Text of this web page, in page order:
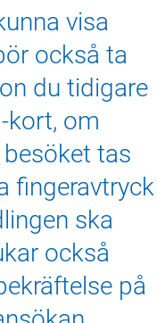
visa
också ta
du tidigare
om
tas
fingeravtryck
ska
också
på